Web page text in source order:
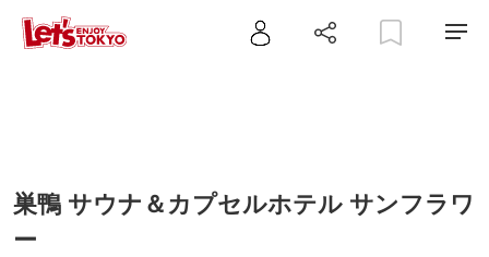
巣鴨 サウナ＆カプセルホテル サンフラワ
ー